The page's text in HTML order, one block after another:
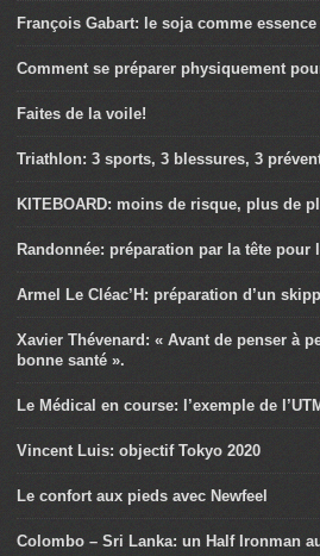
François Gabart: le soja comme essence
Comment se préparer physiquement
Faites de la voile!
Triathlon: 3 sports, 3 blessures, 3
KITEBOARD: moins de risque, plus de
Randonnée: préparation par la tête pour
Armel Le Cléac’H: préparation d’un
Xavier Thévenard: « Avant de penser à
bonne santé ».
Le Médical en course: l’exemple de
Vincent Luis: objectif Tokyo 2020
Le confort aux pieds avec Newfeel
Colombo – Sri Lanka: un Half Ironman